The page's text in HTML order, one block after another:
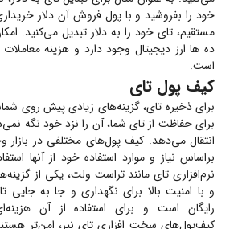
خود را بفروشید و با پول فروش آن دلار
مستقیم، تای خود را به دلار تبدیل می‌کنید.
ده ها ارز دیجیتال وجود دارد و هزینه
است.
کیف پول تای
برای ذخیره تای، گزینه‌های زیادی پیش روی
برای حفاظت از تایشما، آن را نزد خود نگه
انتقال می‌دهد. کیف پول‌های مختلفی در بازار
براساس نیاز و موارد استفاده خود از آنها
نرم‌افزاری تایمانند تراست ولت، یکی از
و با امنیت بالا برای نگهداری و جا به جایی
رایگان است و برای استفاده از آن
کیف‌پول‌های سخت افزاری تاینیز، امن‌تر